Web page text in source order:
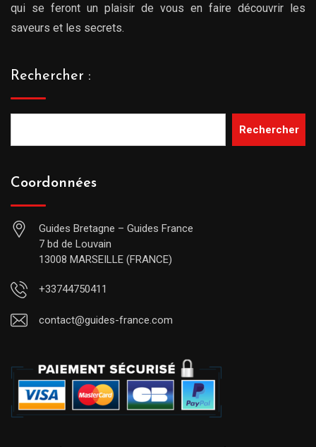
qui se feront un plaisir de vous en faire découvrir les
saveurs et les secrets.
Rechercher :
Rechercher
Coordonnées
Guides Bretagne – Guides France
7 bd de Louvain
13008 MARSEILLE (FRANCE)
+33744750411
contact@guides-france.com